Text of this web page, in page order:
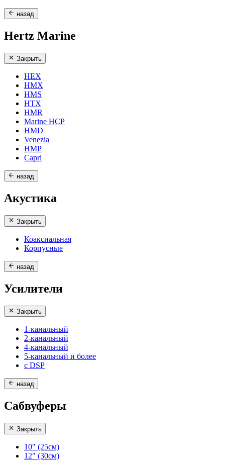
назад
Hertz Marine
Закрыть
HEX
HMX
HMS
HTX
HMR
Marine HCP
HMD
Venezia
HMP
Capri
назад
Акустика
Закрыть
Коаксиальная
Корпусные
назад
Усилители
Закрыть
1-канальный
2-канальный
4-канальный
5-канальный и более
с DSP
назад
Сабвуферы
Закрыть
10" (25см)
12" (30см)